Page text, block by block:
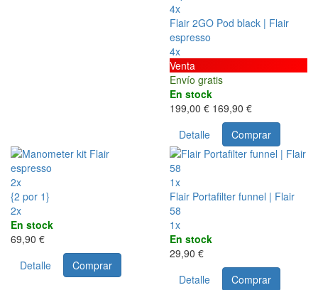
4x
Flair 2GO Pod black | Flair
espresso
4x
Venta
Envío gratis
En stock
199,00 € 169,90 €
Detalle
Comprar
2x
{2 por 1}
2x
En stock
69,90 €
Detalle
Comprar
1x
Flair Portafilter funnel | Flair
58
1x
En stock
29,90 €
Detalle
Comprar